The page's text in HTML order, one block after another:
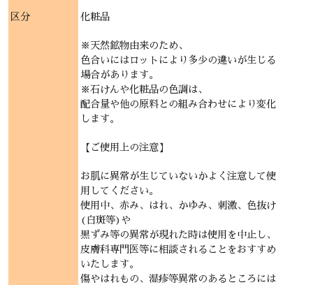
区分 化粧品
※天然鉱物由来のため、
色合いにはロットにより多少の違いが生じる
場合があります。
※石けんや化粧品の色調は、
配合量や他の原料との組み合わせにより変化
します。
【ご使用上の注意】
お肌に異常が生じていないかよく注意して使
用してください。
使用中、赤み、はれ、かゆみ、刺激、色抜け
(白斑等)や
黒ずみ等の異常が現れた時は使用を中止し、
皮膚科専門医等に相談されることをおすすめ
いたします。
傷やはれもの、湿疹等異常のあるところには